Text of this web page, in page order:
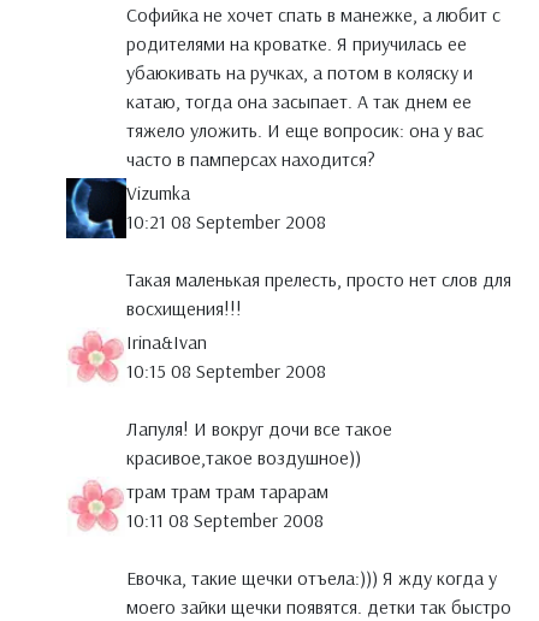
Софийка не хочет спать в манежке, а любит с
родителями на кроватке. Я приучилась ее
убаюкивать на ручках, а потом в коляску и
катаю, тогда она засыпает. А так днем ее
тяжело уложить. И еще вопросик: она у вас
часто в памперсах находится?
Vizumka
10:21 08 September 2008
Такая маленькая прелесть, просто нет слов для
восхищения!!!
Irina&Ivan
10:15 08 September 2008
Лапуля! И вокруг дочи все такое
красивое,такое воздушное))
трам трам трам тарарам
10:11 08 September 2008
Евочка, такие щечки отъела:))) Я жду когда у
моего зайки щечки появятся. детки так быстро